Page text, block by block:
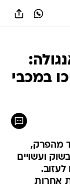
במכבי
מהפרק,
ועשויים
אחרות